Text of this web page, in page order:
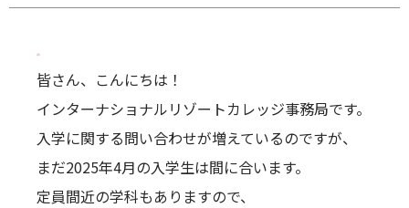
皆さん、こんにちは！
インターナショナルリゾートカレッジ事務局です。
入学に関する問い合わせが増えているのですが、
まだ2025年4月の入学生は間に合います。
定員間近の学科もありますので、